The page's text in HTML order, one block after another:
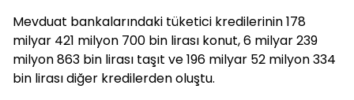
Mevduat bankalarındaki tüketici kredilerinin 178
milyar 421 milyon 700 bin lirası konut, 6 milyar 239
milyon 863 bin lirası taşıt ve 196 milyar 52 milyon 334
bin lirası diğer kredilerden oluştu.